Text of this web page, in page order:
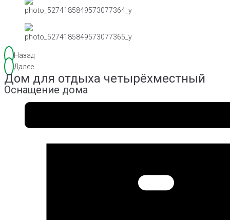
Назад
Далее
Дом для отдыха четырёхместный
Оснащение дома